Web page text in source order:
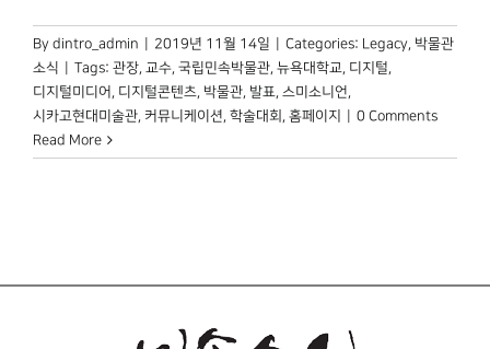
By dintro_admin 2019년 11월 14일 Categories: Legacy, 박물관
소식
Tags: 관장, 교수, 국립민속박물관, 뉴욕대학교, 디지털,
디지털미디어 , 디지털콘텐츠, 박물관, 발표, 스미소니언,
시카고현대미술관, 커뮤니케이션, 학술대회 , 홈페이지
0 Comments
Read More